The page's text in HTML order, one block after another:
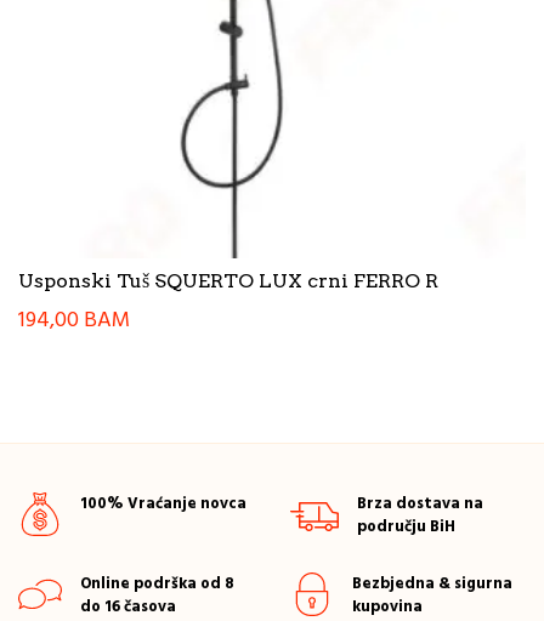
Usponski Tuš SQUERTO LUX crni FERRO R
194,00BAM
100% Vraćanje novca
Brza dostava na
području BiH
Online podrška od 8
do 16 časova
Bezbjedna & sigurna
kupovina